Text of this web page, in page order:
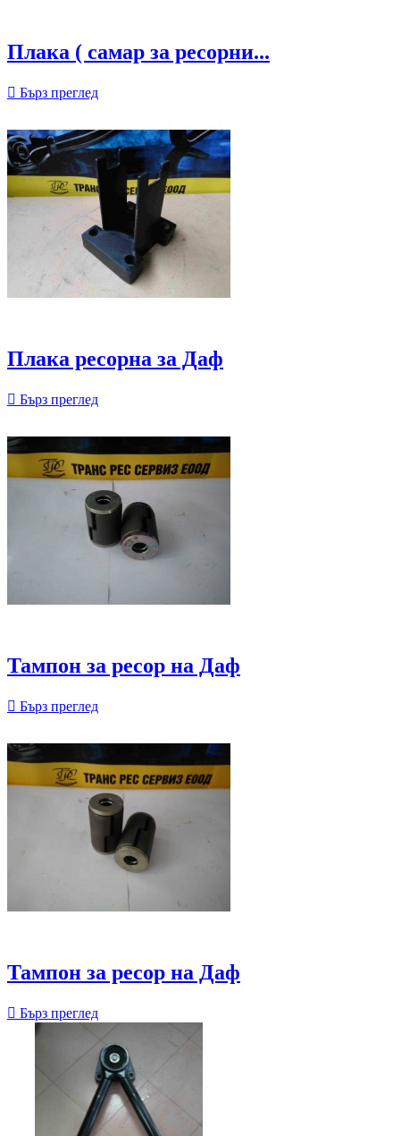
Плака ( самар за ресорни...
 Бърз преглед
Плака ресорна за Даф
 Бърз преглед
Тампон за ресор на Даф
 Бърз преглед
Тампон за ресор на Даф
 Бърз преглед